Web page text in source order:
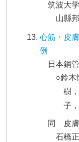
筑波大
山縣
心筋・皮
例
日本鋼
○鈴木
樹
子
同 皮
石橋